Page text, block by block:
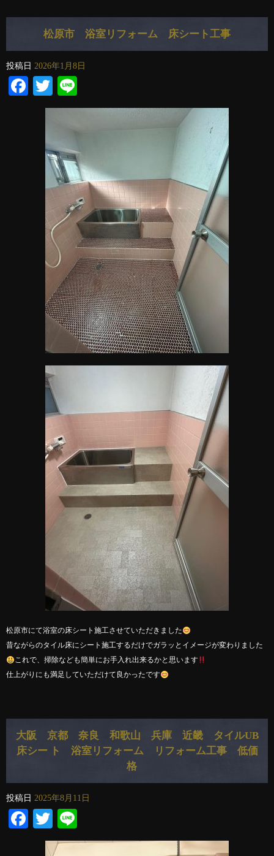
松原市 浴室リフォーム 床シート工事
投稿日 2026年1月8日
Facebook
Twitter
松原市にて浴室の床シート施工させていただきました
昔ながらのタイル床にシート施工するだけでガラッとイメージが変わりました
これで、掃除なども簡単にお手入れ出来るかと思います
仕上がりにも満足していただけて良かったです
大阪 京都 奈良 和歌山 兵庫 近畿 タイルUB
床シー ト 浴室リフォーム リフォーム工事 低価
格
投稿日 2025年8月11日
Facebook
Twitter